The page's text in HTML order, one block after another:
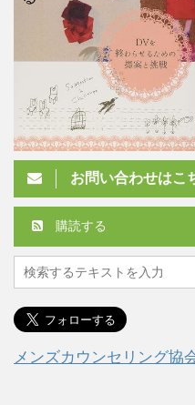
お問い合わせはこ
購読する
メンズカウンセリング協